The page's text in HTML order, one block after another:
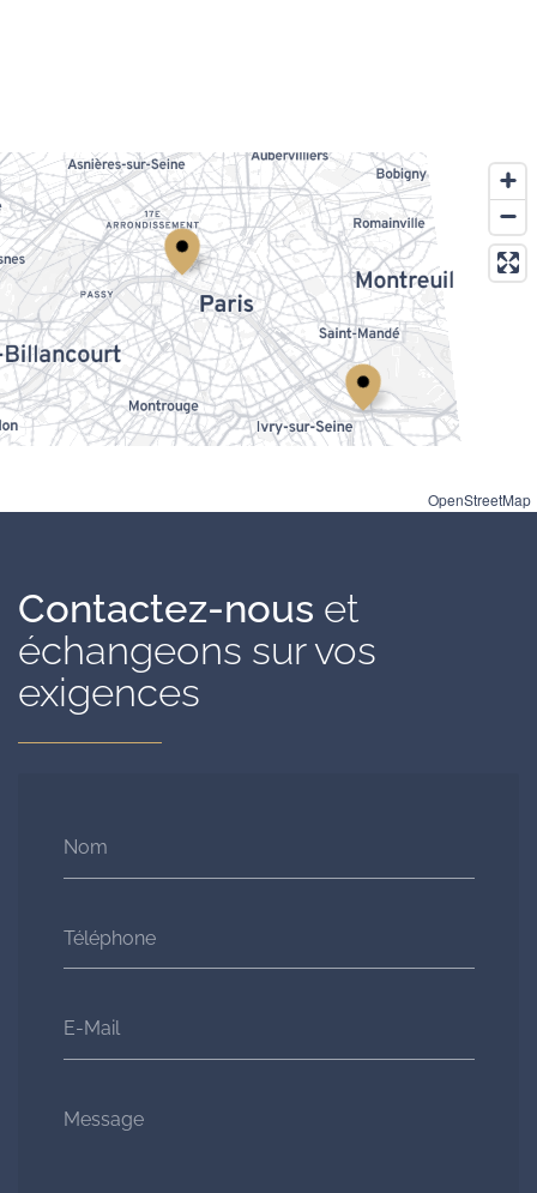
Contactez-nous et
échangeons sur vos
exigences
Nom
Téléphone
E-Mail
Message
OpenStreetMap